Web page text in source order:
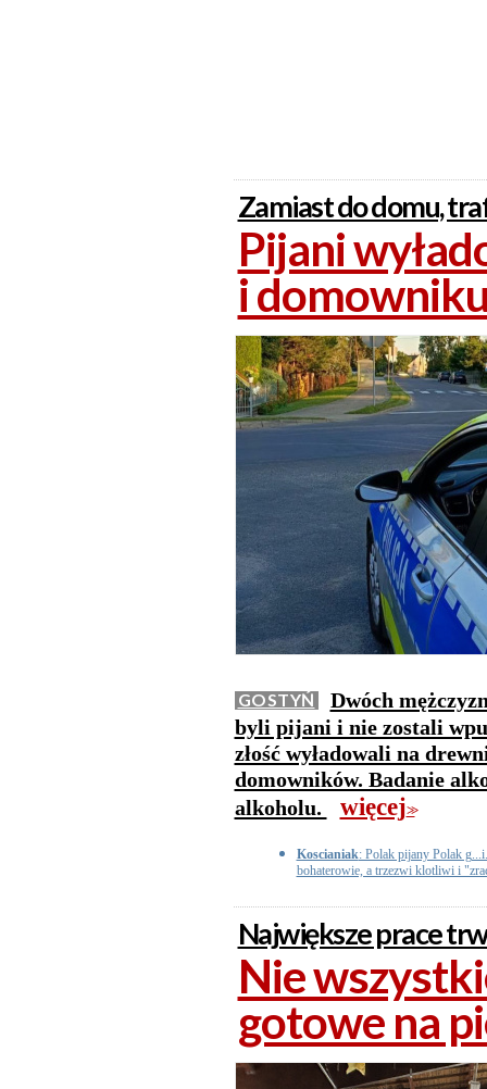
Zamiast do domu,
Pijani
i
GOSTYŃ
Dwóch
byli pijani i nie zostali
złość wyładowali na
domowników. Badanie
alkoholu.
więcej>>
Koscianiak: Polak pijany Polak
bohaterowie, a trzezwi klotliwi i
Największe prace
Nie
gotowe na